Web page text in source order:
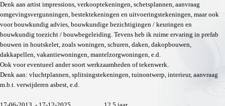
Denk aan artist impressions, verkooptekeningen, schetsplannen, aanvraag
omgevingsvergunningen, bestektekeningen en uitvoeringstekeningen, maar ook
voor bouwkundig advies, bouwkundige bezichtigingen / keuringen en
bouwkundig toezicht / bouwbegeleiding. Tevens heb ik ruime ervaring in prefab
bouwen in houtskelet, zoals woningen, schuren, daken, dakopbouwen,
dakkapellen, vakantiewoningen, mantelzorgwoningen, e.d.
Ook voor eventueel ander soort werkzaamheden of tekenwerk.
Denk aan: vluchtplannen, splitsingstekeningen, tuinontwerp, interieur, aanvraag
m.b.t. verwijderen asbest, e.d.